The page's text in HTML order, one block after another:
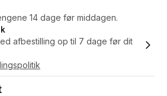
14 dage før middagen.
afbestilling op til 7 dage før dit